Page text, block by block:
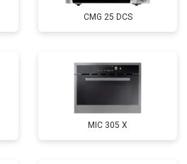
CMG 25 DCS
MIC 305 X